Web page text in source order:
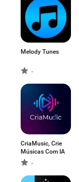
Melody Tunes
-
CriaMusic, Crie
Músicas Com IA
-